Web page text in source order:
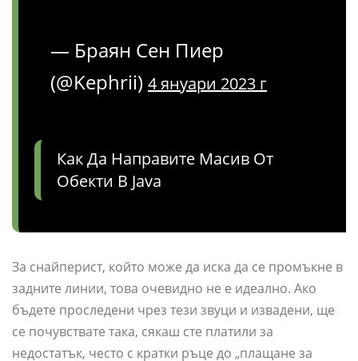
— Браян Сен Пиер
(@Kephrii) 4 януари 2023 г
Как Да Направите Масив От
Обекти В Java
За снайперист, който може да иска да се промъкне в
задните линии, това очевидно не е идеално. Ако
бъдете проследени чрез тези звуци и извадени, ще
се почувствате така, сякаш сте платили за
недостатък, често с кратки ръце до „плащане за